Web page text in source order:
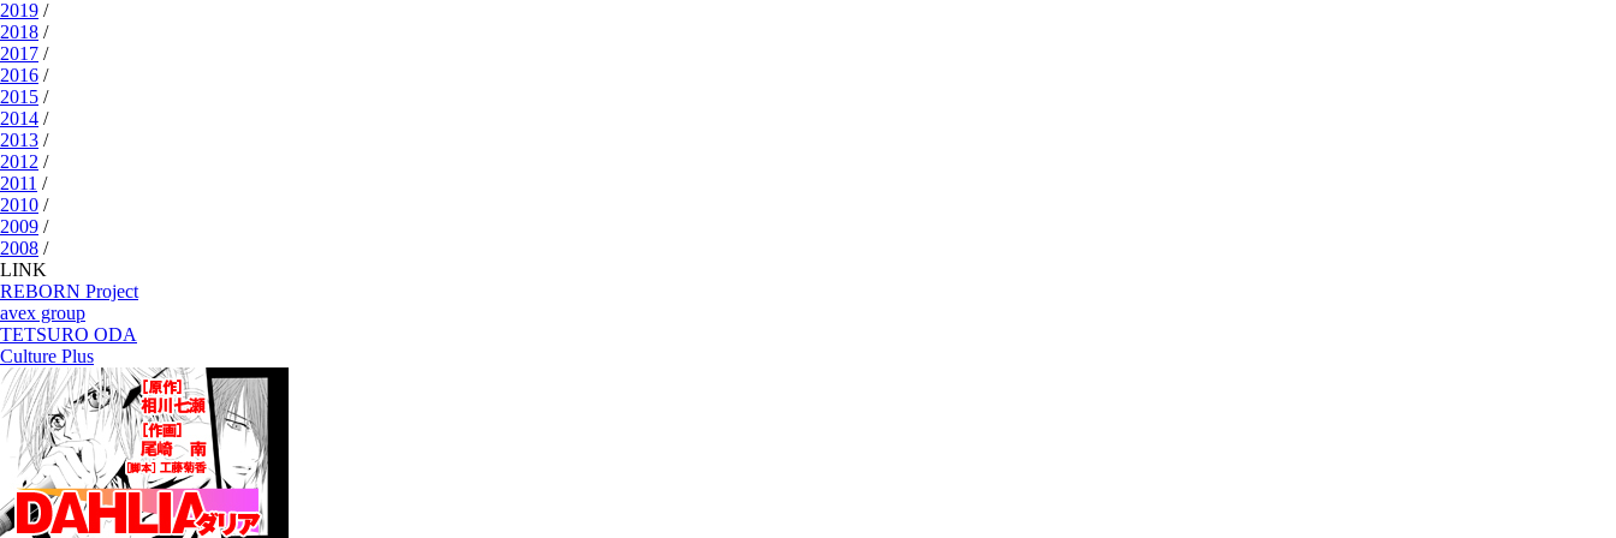
2019 /
2018 /
2017 /
2016 /
2015 /
2014 /
2013 /
2012 /
2011 /
2010 /
2009 /
2008 /
LINK
REBORN Project
avex group
TETSURO ODA
Culture Plus